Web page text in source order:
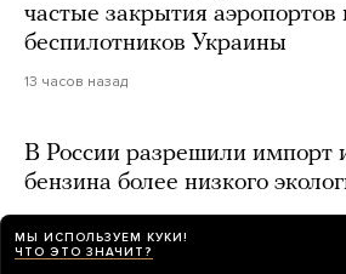
частые закрытия аэропортов
беспилотников Украины
13 часов назад
В России разрешили импорт
бензина более низкого
день назад
МЫ ИСПОЛЬЗУЕМ КУКИ!
ЧТО ЭТО ЗНАЧИТ?